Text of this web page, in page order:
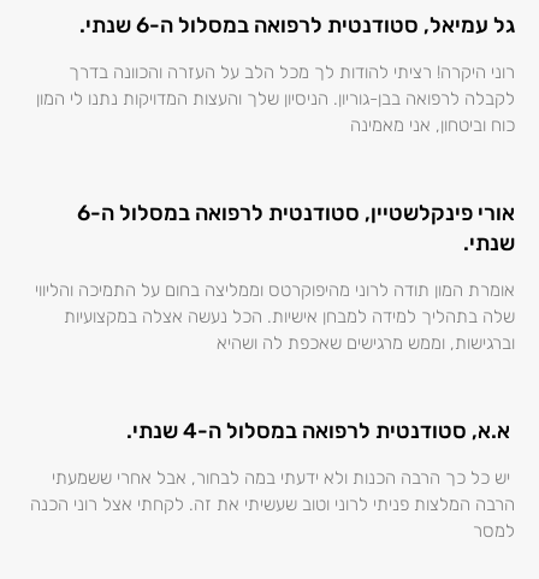
גל עמיאל, סטודנטית לרפואה במסלול ה-6 שנתי.
רוני היקרה! רציתי להודות לך מכל הלב על העזרה והכוונה בדרך
לקבלה לרפואה בבן-גוריון. הניסיון שלך והעצות המדויקות נתנו לי המון
כוח וביטחון, אני מאמינה
אורי פינקלשטיין, סטודנטית לרפואה במסלול ה-6
שנתי.
אומרת המון תודה לרוני מהיפוקרטס וממליצה בחום על התמיכה והליווי
שלה בתהליך למידה למבחן אישיות. הכל נעשה אצלה במקצועיות
וברגישות, וממש מרגישים שאכפת לה ושהיא
א.א, סטודנטית לרפואה במסלול ה-4 שנתי.
יש כל כך הרבה הכנות ולא ידעתי במה לבחור, אבל אחרי ששמעתי
הרבה המלצות פניתי לרוני וטוב שעשיתי את זה. לקחתי אצל רוני הכנה
למסר